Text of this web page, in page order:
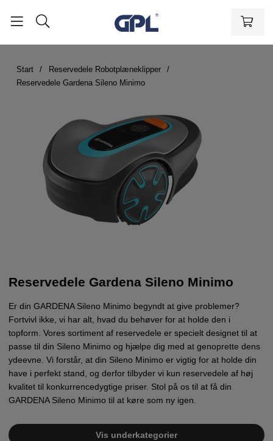
Start
Reservedele Robotplæneklipper
Reservedele Gardena Sileno Minimo
Reservedele Gardena Sileno Minimo
Er din GARDENA Sileno Minimo begyndt at give problemer?
Fortvivl ikke, vi har alt, hvad du behøver for at holde den i
topform. Vores sortiment af reservedele er specielt designet til at
passe til din Sileno Minimo og hjælpe dig med at genoprette dens
ydeevne. Vi forstår, at din Sileno Minimo er vigtig for at holde din
have i perfekt stand, og derfor tilbyder vi kun reservedele af høj
kvalitet til konkurrencedygtige priser. Stol på os til at få din
GARDENA Sileno Minimo til at køre som ny igen.
Vis underkategorier